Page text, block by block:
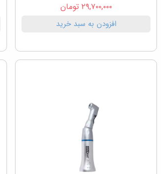
۲۹,۷۰۰,۰۰۰ تومان
افزودن به سبد خرید